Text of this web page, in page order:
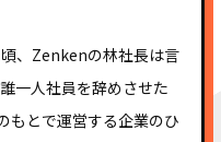
、Zenkenの林社長は言
一人社員を辞めさせた
もとで運営する企業のひ